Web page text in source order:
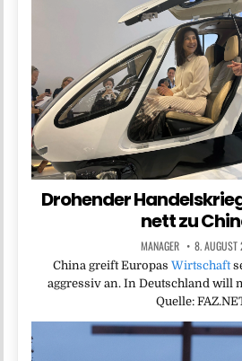
Drohender
nett zu
MANAGER 8.
China greift Europas Wirtschaft
aggressiv an. In Deutschland will
Quelle: